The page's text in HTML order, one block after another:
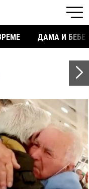
ДАМА И БЕБЕ